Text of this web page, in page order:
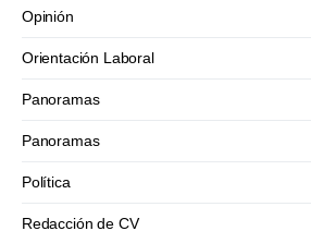
Opinión
Orientación Laboral
Panoramas
Panoramas
Política
Redacción de CV